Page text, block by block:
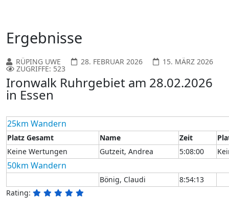
Ergebnisse
RÜPING UWE 28. FEBRUAR 2026 15. MÄRZ 2026
ZUGRIFFE: 523
Ironwalk Ruhrgebiet am 28.02.2026
in Essen
25km Wandern
Platz Gesamt Name Zeit
Keine Wertungen
Gutzeit, Andrea 5:08:00
50km Wandern
Bönig, Claudi
8:54:13
Rating: